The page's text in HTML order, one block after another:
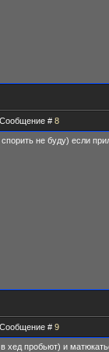
Сообщение # 8
не буду) если
Сообщение # 9
хед пробьют) и